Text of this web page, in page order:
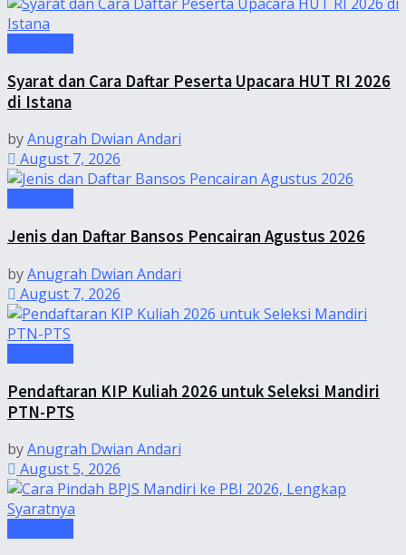
Syarat dan Cara Daftar Peserta Upacara HUT RI 2026
di Istana
byAnugrah Dwian Andari
August 7, 2026
Jenis dan Daftar Bansos Pencairan Agustus 2026
byAnugrah Dwian Andari
August 7, 2026
Pendaftaran KIP Kuliah 2026 untuk Seleksi Mandiri
PTN-PTS
byAnugrah Dwian Andari
August 5, 2026